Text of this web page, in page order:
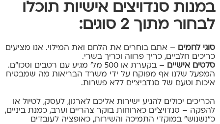
במנות סנדויצים אישיות תוכלו
לבחור מתוך 2 סוגים:
סוגי לחמים – אתם בוחרים את הלחם ואת המילוי. אנו מציעים
כריכים חלביים, כריך פרווה וכריך בשרי.
סלטים אישיים – בקערת או 500 מל’ מגיע עם רטבים וסכו”ם.
המפעל שלנו אף מפוקח על ידי משרד הבריאות מה שמבטיח
איכות וטעם של סנדביצ’ים ללא פשרות.
הכריכים יכולים להגיע ישירות אליכם לארגון, לעסק, לטיול או
להפקה – סנדויצ’ים כארוחות בוקר צהריים וערב, כמנת ביניים,
כ”נשנוש” במוקדי התמיכה והשירות, כאופציה לעובדים